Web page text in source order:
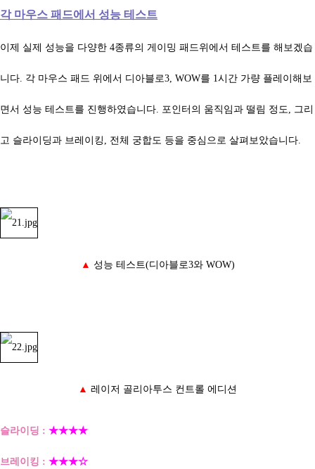
각 마우스 패드에서 성능 테스트
이제 실제 성능을 다양한 4종류의 게이밍 패드위에서 테스트를 해보겠습
니다. 각 마우스 패드 위에서 디아블로3, WOW를 1시간 가량 플레이해보
면서 성능 테스트를 진행하였습니다. 포인터의 움직임과 떨림 정도, 그리
고 슬라이딩과 브레이킹, 전체 궁합도 등을 중심으로 살펴보았습니다.
▲ 성능 테스트(디아블로3와 WOW)
▲ 레이저 골리아투스 컨트롤 에디션
슬라이딩 : ★★★★
브레이킹 : ★★★☆